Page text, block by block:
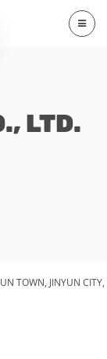
LTD.
TOWN, JINYUN CITY,